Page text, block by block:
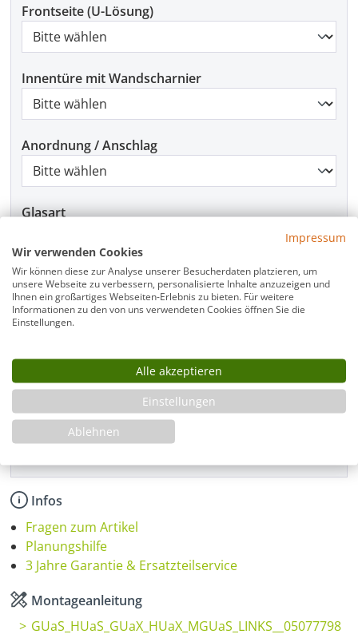
Frontseite (U-Lösung)
Innentüre mit Wandscharnier
Anordnung / Anschlag
Glasart
Beschlagfarbe
Produkt Anzahl: Gib den gewünschten
Infos
Fragen zum Artikel
Planungshilfe
3 Jahre Garantie & Ersatzteilservice
Montageanleitung
GUaS_HUaS_GUaX_HUaX_MGUaS_LINKS__05077798
Impressum
Wir verwenden Cookies
Wir können diese zur Analyse unserer Besucherdaten platzieren, um
unsere Webseite zu verbessern, personalisierte Inhalte anzuzeigen und
Ihnen ein großartiges Webseiten-Erlebnis zu bieten. Für weitere
Informationen zu den von uns verwendeten Cookies öffnen Sie die
Einstellungen.
Alle akzeptieren
Einstellungen
Ablehnen